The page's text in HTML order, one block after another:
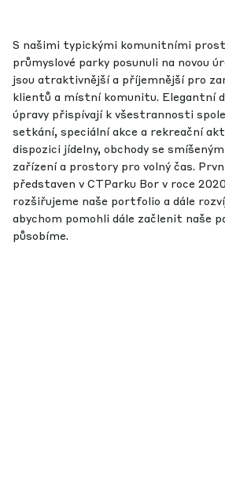
S našimi typickými komunitními
průmyslové parky posunuli na novou
jsou atraktivnější a příjemnější pro
klientů a místní komunitu. Elegantní
úpravy přispívají k všestrannosti
setkání, speciální akce a rekreační
dispozici jídelny, obchody se
zařízení a prostory pro volný čas.
představen v CTParku Bor v roce
rozšiřujeme naše portfolio a dále
abychom pomohli dále začlenit naše
působíme.